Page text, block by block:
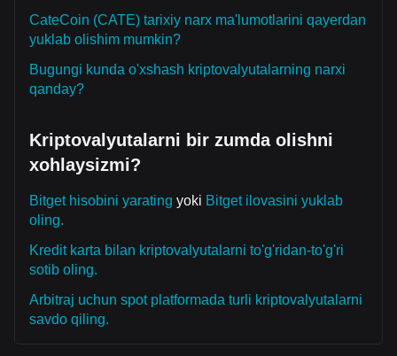
CateCoin (CATE) tarixiy narx ma'lumotlarini qayerdan
yuklab olishim mumkin?
Bugungi kunda o'xshash kriptovalyutalarning narxi
qanday?
Kriptovalyutalarni bir zumda olishni
xohlaysizmi?
Bitget hisobini yarating yoki Bitget ilovasini yuklab
oling.
Kredit karta bilan kriptovalyutalarni to'g'ridan-to'g'ri
sotib oling.
Arbitraj uchun spot platformada turli kriptovalyutalarni
savdo qiling.